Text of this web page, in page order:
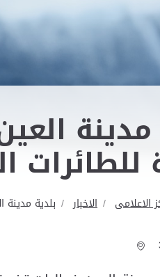
الاعلامى الاخبار بلدية مدينة العين تحتفل بعيد